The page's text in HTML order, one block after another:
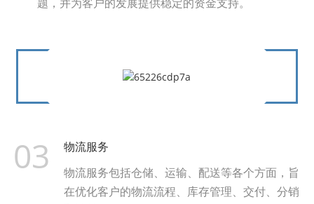
题，并为客户的发展提供稳定的资金支持。
03 物流服务
物流服务包括仓储、运输、配送等各个方面，旨
在优化客户的物流流程、库存管理、交付、分销